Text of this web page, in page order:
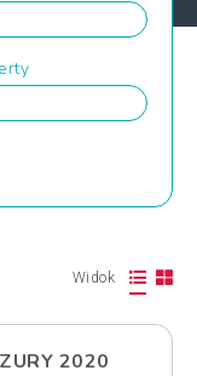
Widok
2020